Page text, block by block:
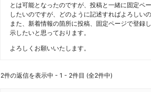
とは可能となったのですが、投稿と一緒に固定ペ
したいのですが、どのように記述すればよろしい
また、新着情報の箇所に投稿、固定ページで登録
示したいと思っております。
よろしくお願いいたします。
2件の返信を表示中 - 1 - 2件目 (全2件中)